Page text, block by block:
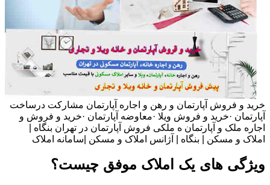
خرید و فروش آپارتمان و رهن و اجاره آپارتمان مشارکت درساخت
آپارتمان ·خرید و فروش ویلا ·معاوضه آپارتمان ·خرید و فروش و
اجاره ملک و آپارتمان ه ملکی فروش آپارتمان در تهران بنگاه |
املاک و مسکن | بنگاه | آژانس املاک و مسکن |سامانه املاک
ویژگی های یک املاک موفق چیست؟